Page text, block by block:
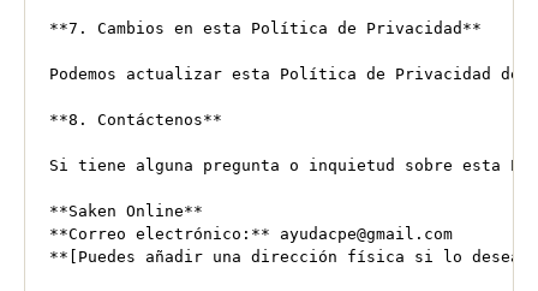
**7. Cambios en esta Política de Privacidad**
Podemos actualizar esta Política de Privacidad de
**8. Contáctenos**
Si tiene alguna pregunta o inquietud sobre esta
**Saken Online**
**Correo electrónico:** ayudacpe@gmail.com
**[Puedes añadir una dirección física si lo